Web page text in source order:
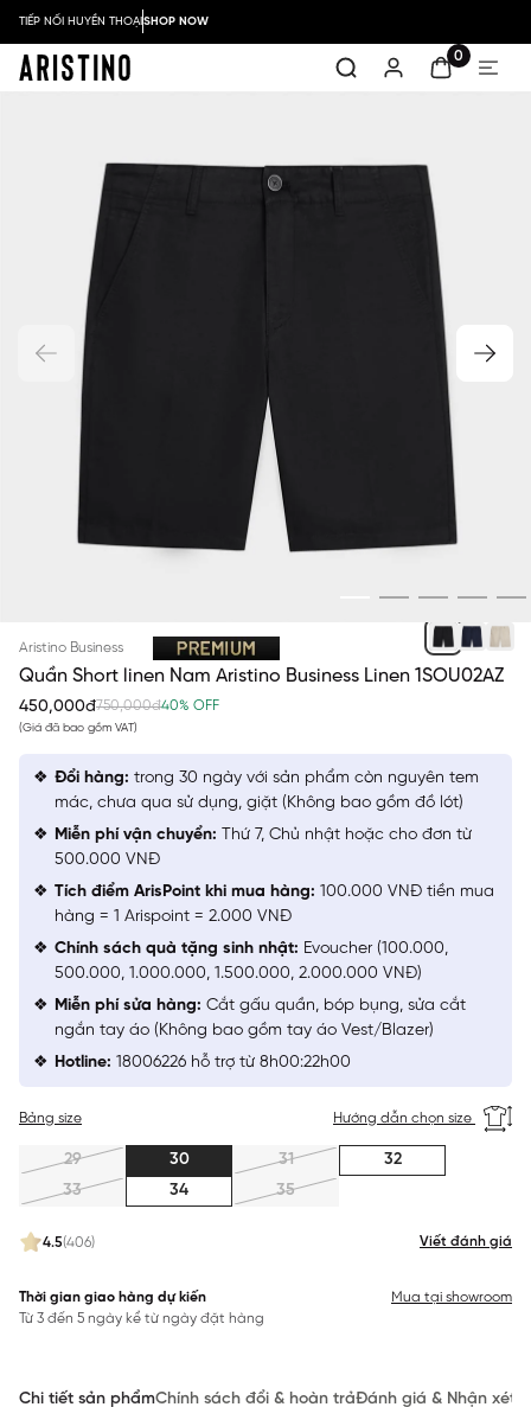
TIẾP NỐI HUYỀN THOẠISHOP NOW
0
Aristino Business
Quần Short linen Nam Aristino Business Linen 1SOU02AZ
450,000đ750,000đ40% OFF
(Giá đã bao gồm VAT)
4.5(406) Viết đánh giá
Bảng size Hướng dẫn chọn size
29 30 31
32
33
34 35
Thời gian giao hàng dự kiến
Từ 3 đến 5 ngày kể từ ngày đặt hàng
Mua tại showroom
Đổi hàng: trong 30 ngày với sản phẩm còn nguyên tem
mác, chưa qua sử dụng, giặt (Không bao gồm đồ lót)
Miễn phí vận chuyển: Thứ 7, Chủ nhật hoặc cho đơn từ
500.000 VNĐ
Tích điểm ArisPoint khi mua hàng: 100.000 VNĐ tiền mua
hàng = 1 Arispoint = 2.000 VNĐ
Chính sách quà tặng sinh nhật: Evoucher (100.000,
500.000, 1.000.000, 1.500.000, 2.000.000 VNĐ)
Miễn phí sửa hàng: Cắt gấu quần, bóp bụng, sửa cắt
ngắn tay áo (Không bao gồm tay áo Vest/Blazer)
Hotline: 18006226 hỗ trợ từ 8h00:22h00
Chi tiết sản phẩmChính sách đổi & hoàn trảĐánh giá & Nhận xét